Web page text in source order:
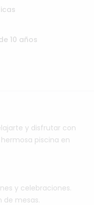
10 años
y disfrutar con
hermosa piscina en
y celebraciones.
de mesas.